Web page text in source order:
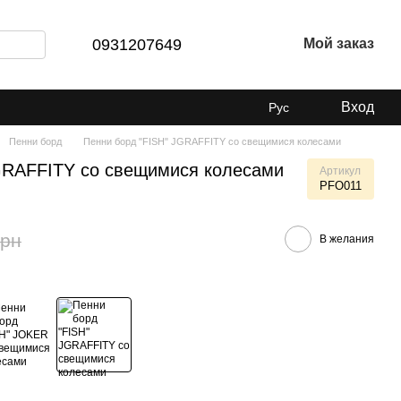
0931207649 Мой заказ
Рус Вход
Пенни борд Пенни борд "FISH" JGRAFFITY со свещимися колесами
со свещимися колесами Артикул
PFO011
В желания